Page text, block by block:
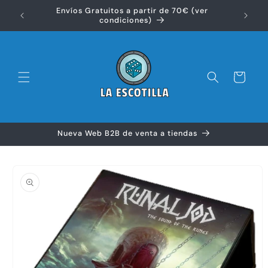
directamenteEnvíos Gratuitos a partir de 70€ (ver
condiciones)
Carrito
Nueva Web B2B de venta a tiendas
información